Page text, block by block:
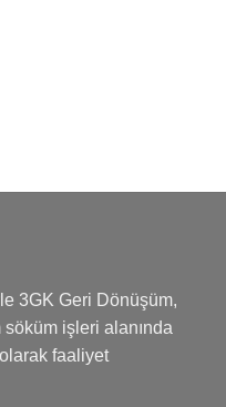
3GK Geri Dönüşüm,
söküm işleri alanında
faaliyet